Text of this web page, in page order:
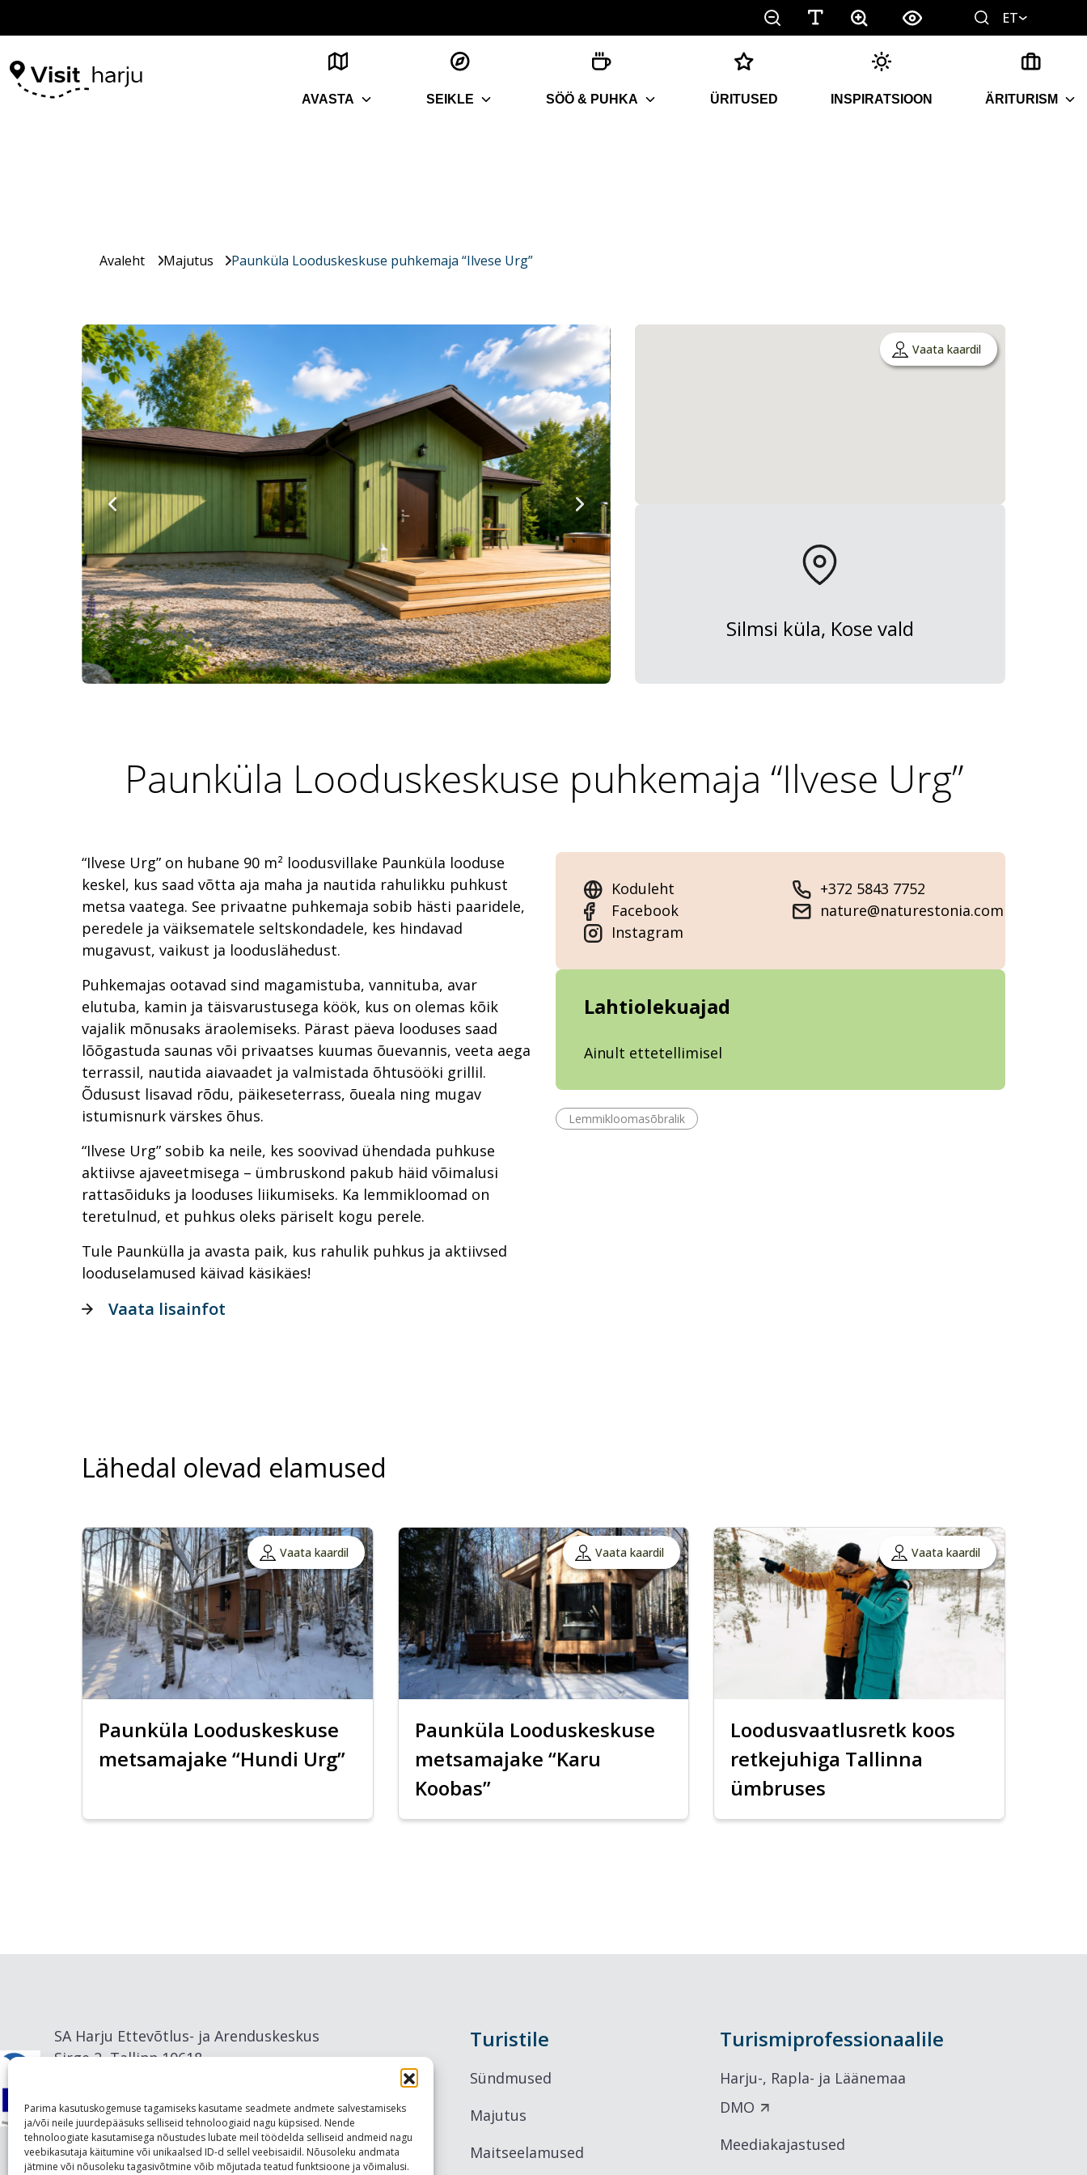
Parima kasutuskogemuse tagamiseks kasutame seadmete andmete salvestamiseks
ja/või neile juurdepääsuks selliseid tehnoloogiaid nagu küpsised. Nende
tehnoloogiate kasutamisega nõustudes lubate meil töödelda selliseid andmeid nagu
veebikasutaja käitumine või unikaalsed ID-d sellel veebisaidil. Nõusoleku andmata
jätmine või nõusoleku tagasivõtmine võib mõjutada teatud funktsioone ja võimalusi.
ET
AVASTA SEIKLE SÖÖ & PUHKA ÜRITUSED INSPIRATSIOON ÄRITURISM
Avaleht Majutus Paunküla Looduskeskuse puhkemaja “Ilvese Urg”
Vaata kaardil
Silmsi küla, Kose vald
Paunküla Looduskeskuse puhkemaja “Ilvese Urg”
“Ilvese Urg” on hubane 90 m² loodusvillake Paunküla looduse
keskel, kus saad võtta aja maha ja nautida rahulikku puhkust
metsa vaatega. See privaatne puhkemaja sobib hästi paaridele,
peredele ja väiksematele seltskondadele, kes hindavad
mugavust, vaikust ja looduslähedust.
Puhkemajas ootavad sind magamistuba, vannituba, avar
elutuba, kamin ja täisvarustusega köök, kus on olemas kõik
vajalik mõnusaks äraolemiseks. Pärast päeva looduses saad
lõõgastuda saunas või privaatses kuumas õuevannis, veeta aega
terrassil, nautida aiavaadet ja valmistada õhtusööki grillil.
Õdusust lisavad rõdu, päikeseterrass, õueala ning mugav
istumisnurk värskes õhus.
“Ilvese Urg” sobib ka neile, kes soovivad ühendada puhkuse
aktiivse ajaveetmisega – ümbruskond pakub häid võimalusi
rattasõiduks ja looduses liikumiseks. Ka lemmikloomad on
teretulnud, et puhkus oleks päriselt kogu perele.
Tule Paunkülla ja avasta paik, kus rahulik puhkus ja aktiivsed
looduselamused käivad käsikäes!
Koduleht
Facebook
Instagram
+372 5843 7752
nature@naturestonia.com
Lahtiolekuajad
Ainult ettetellimisel
Lemmikloomasõbralik
Vaata lisainfot
Lähedal olevad elamused
Vaata kaardil
Paunküla Looduskeskuse
metsamajake “Hundi Urg”
Vaata kaardil
Paunküla Looduskeskuse
metsamajake “Karu
Koobas”
Vaata kaardil
Loodusvaatlusretk koos
retkejuhiga Tallinna
ümbruses
SA Harju Ettevõtlus- ja Arenduskeskus
Sirge 2, Tallinn 10618
Turistile
Sündmused
Majutus
Maitseelamused
Turismiprofessionaalile
Harju-, Rapla- ja Läänemaa
DMO
Meediakajastused